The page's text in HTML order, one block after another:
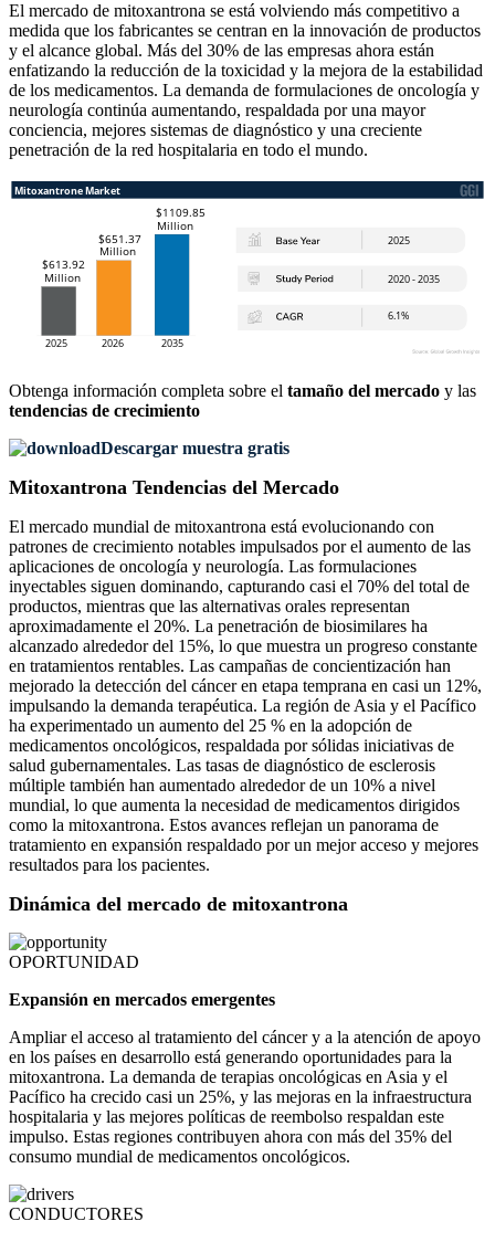
El mercado de mitoxantrona se está volviendo más competitivo a
medida que los fabricantes se centran en la innovación de productos
y el alcance global. Más del 30% de las empresas ahora están
enfatizando la reducción de la toxicidad y la mejora de la estabilidad
de los medicamentos. La demanda de formulaciones de oncología y
neurología continúa aumentando, respaldada por una mayor
conciencia, mejores sistemas de diagnóstico y una creciente
penetración de la red hospitalaria en todo el mundo.
Obtenga información completa sobre el tamaño del mercado y las
tendencias de crecimiento
Descargar muestra gratis
Mitoxantrona Tendencias del Mercado
El mercado mundial de mitoxantrona está evolucionando con
patrones de crecimiento notables impulsados ​​por el aumento de las
aplicaciones de oncología y neurología. Las formulaciones
inyectables siguen dominando, capturando casi el 70% del total de
productos, mientras que las alternativas orales representan
aproximadamente el 20%. La penetración de biosimilares ha
alcanzado alrededor del 15%, lo que muestra un progreso constante
en tratamientos rentables. Las campañas de concientización han
mejorado la detección del cáncer en etapa temprana en casi un 12%,
impulsando la demanda terapéutica. La región de Asia y el Pacífico
ha experimentado un aumento del 25 % en la adopción de
medicamentos oncológicos, respaldada por sólidas iniciativas de
salud gubernamentales. Las tasas de diagnóstico de esclerosis
múltiple también han aumentado alrededor de un 10% a nivel
mundial, lo que aumenta la necesidad de medicamentos dirigidos
como la mitoxantrona. Estos avances reflejan un panorama de
tratamiento en expansión respaldado por un mejor acceso y mejores
resultados para los pacientes.
Dinámica del mercado de mitoxantrona
OPORTUNIDAD
Expansión en mercados emergentes
Ampliar el acceso al tratamiento del cáncer y a la atención de apoyo
en los países en desarrollo está generando oportunidades para la
mitoxantrona. La demanda de terapias oncológicas en Asia y el
Pacífico ha crecido casi un 25%, y las mejoras en la infraestructura
hospitalaria y las mejores políticas de reembolso respaldan este
impulso. Estas regiones contribuyen ahora con más del 35% del
consumo mundial de medicamentos oncológicos.
CONDUCTORES